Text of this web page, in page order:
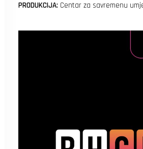
PRODUKCIJA: Centar za savremenu